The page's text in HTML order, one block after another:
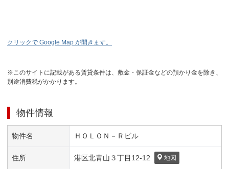
クリックで Google Map が開きます。
※このサイトに記載がある賃貸条件は、敷金・保証金などの預かり金を除き、
別途消費税がかかります。
物件情報
物件名 ＨＯＬＯＮ－Ｒビル
住所 港区北青山３丁目 12-12 地図